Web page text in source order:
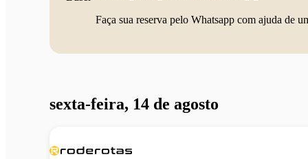
Faça sua reserva pelo Whatsapp com ajuda de
sexta-feira, 14 de agosto